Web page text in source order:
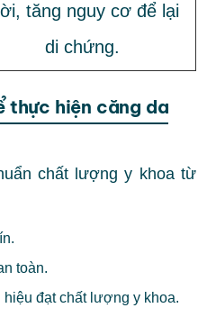
tăng nguy cơ để lại
di chứng.
thực hiện căng da
chất lượng y khoa từ
toàn.
đạt chất lượng y khoa.